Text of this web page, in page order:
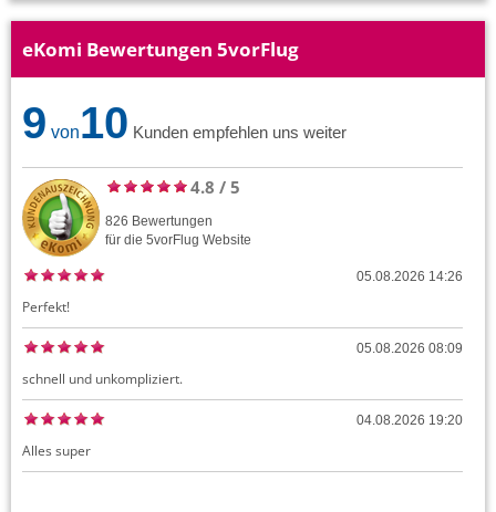
eKomi Bewertungen 5vorFlug
9 von10 Kunden empfehlen uns weiter
4.8 / 5
826 Bewertungen
für die 5vorFlug Website
05.08.2026 14:26
Perfekt!
05.08.2026 08:09
schnell und unkompliziert.
04.08.2026 19:20
Alles super